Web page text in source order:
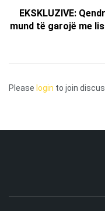
EKSKLUZIVE:
mund të garojë me
Please login to join